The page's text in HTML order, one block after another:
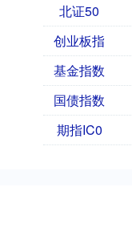
北证50
创业板指
基金指数
国债指数
期指IC0